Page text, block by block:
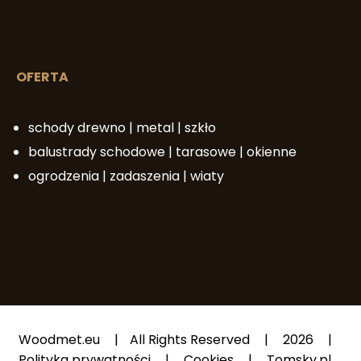
OFERTA
schody drewno | metal | szkło
balustrady schodowe | tarasowe | okienne
ogrodzenia | zadaszenia | wiaty
Woodmet.eu | All Rights Reserved | 2026
|